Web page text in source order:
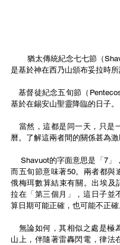
是基於神在西乃山頒布妥拉時所
基於在錫安山聖靈降臨的日子。
曆。了解這兩者間的關係甚為激
    Shavuot的字面意思是
「7」
而五旬節意味著50。兩者都與
俄梅珥數算結束有關。出埃及
拉在 「第三個月 」
，這日子並
算日期可能正確，也可能不正確
山上，伴隨著雷轟閃電，律法